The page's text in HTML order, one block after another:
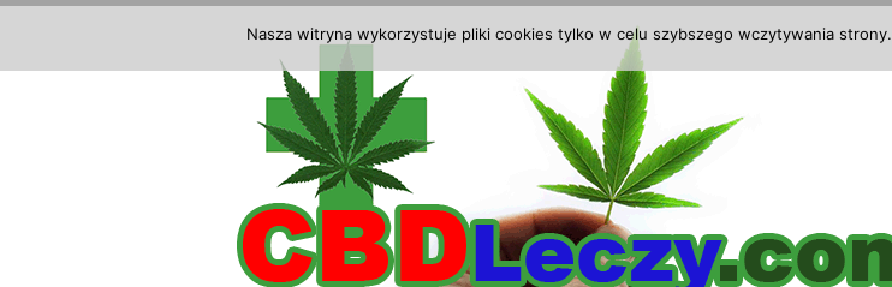
Nasza witryna wykorzystuje pliki cookies tylko w celu szybszego wczytywania strony.